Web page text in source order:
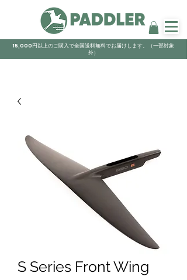
15,000円以上のご購入で全国送料無料でお届けします。（一部対象
外）
S Series Front Wing